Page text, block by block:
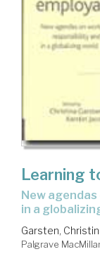
Learning
new agendas on work,responsability and learning
in a
Garsten,
Palgrave